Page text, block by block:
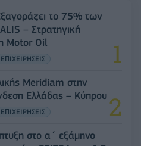
το 75% των
– Στρατηγική
Motor Oil
ΕΠΙΧΕΙΡΗΣΕΙΣ
Meridiam στην
Ελλάδας – Κύπρου
ΕΠΙΧΕΙΡΗΣΕΙΣ
στο α΄ εξάμηνο